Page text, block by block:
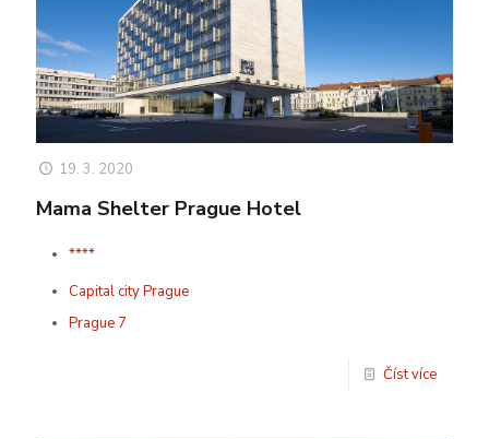
19. 3. 2020
Mama Shelter Prague Hotel
****
Capital city Prague
Prague 7
Číst více